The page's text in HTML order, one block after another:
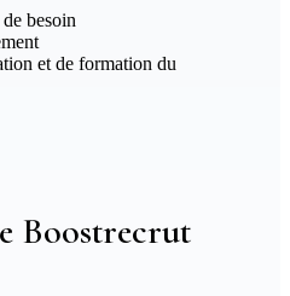
besoin
et de formation du
Boostrecrut